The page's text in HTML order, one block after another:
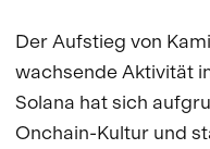
Der Aufstieg von
wachsende Aktivität
Solana hat sich
Onchain-Kultur und